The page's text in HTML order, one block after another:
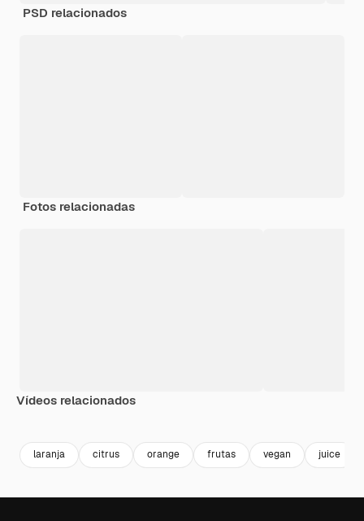
PSD relacionados
Fotos relacionadas
Vídeos relacionados
laranja citrus orange frutas vegan juice